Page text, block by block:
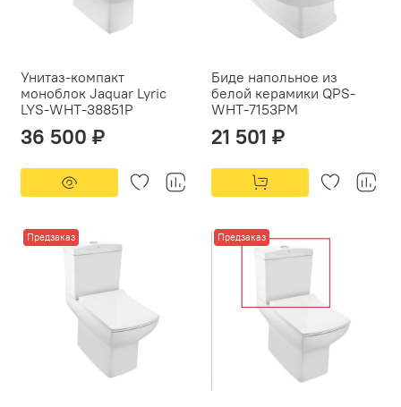
Унитаз-компакт
моноблок Jaquar Lyric
LYS-WHT-38851P
36 500 ₽
Биде напольное из
белой керамики QPS-
WHT-7153PM
21 501 ₽
Предзаказ Предзаказ